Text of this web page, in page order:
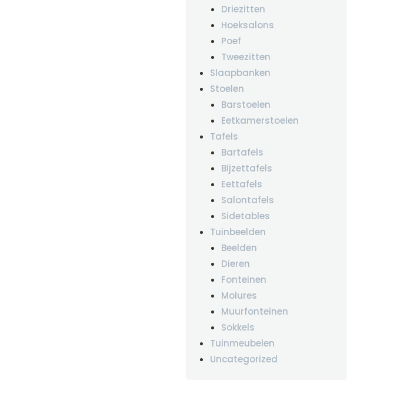
Driezitten
Hoeksalons
Poef
Tweezitten
Slaapbanken
Stoelen
Barstoelen
Eetkamerstoelen
Tafels
Bartafels
Bijzettafels
Eettafels
Salontafels
Sidetables
Tuinbeelden
Beelden
Dieren
Fonteinen
Molures
Muurfonteinen
Sokkels
Tuinmeubelen
Uncategorized